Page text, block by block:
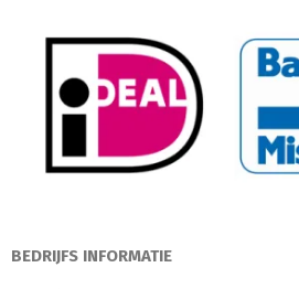
BEDRIJFS INFORMATIE